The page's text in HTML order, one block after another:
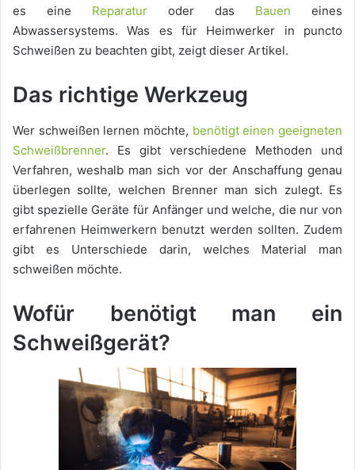
es eine Reparatur oder das Bauen eines
Abwassersystems. Was es für Heimwerker in puncto
Schweißen zu beachten gibt, zeigt dieser Artikel.
Das richtige Werkzeug
Wer schweißen lernen möchte, benötigt einen geeigneten
Schweißbrenner. Es gibt verschiedene Methoden und
Verfahren, weshalb man sich vor der Anschaffung genau
überlegen sollte, welchen Brenner man sich zulegt. Es
gibt spezielle Geräte für Anfänger und welche, die nur von
erfahrenen Heimwerkern benutzt werden sollten. Zudem
gibt es Unterschiede darin, welches Material man
schweißen möchte.
Wofür benötigt man ein
Schweißgerät?